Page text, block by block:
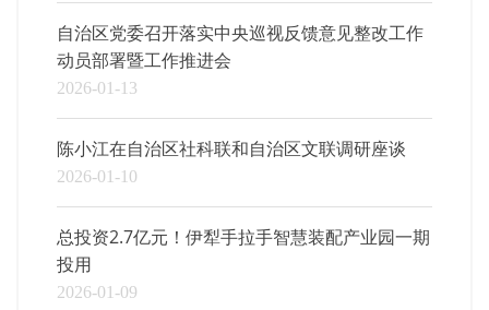
自治区党委召开落实中央巡视反馈意见整改工作
动员部署暨工作推进会
2026-01-13
陈小江在自治区社科联和自治区文联调研座谈
2026-01-10
总投资2.7亿元！伊犁手拉手智慧装配产业园一期
投用
2026-01-09